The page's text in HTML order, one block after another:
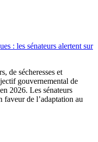
: les sénateurs alertent sur
de sécheresses et
gouvernemental de
2026. Les sénateurs
faveur de l’adaptation au